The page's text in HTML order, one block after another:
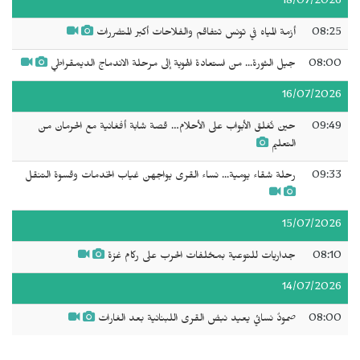
08:25 أزمة المياه في تونس تتفاقم والفلاحات أكبر المتضررات
08:00 جيل الثورة... من استعادة الهوية إلى مرحلة الاندماج الديمقراطي
16/07/2026
09:49
حين تُغلق الأبواب على الأحلام… قصة شابة أفغانية مع الحرمان من
التعليم
09:33 رحلة شقاء يومية... نساء القرى يواجهن غياب الخدمات وقسوة التنقل
15/07/2026
08:10 جداريات للتوعية بمخلفات الحرب على ركام غزة
14/07/2026
08:00 صمودٌ نسائي يعيد نبض القرى اللبنانية بعد الغارات